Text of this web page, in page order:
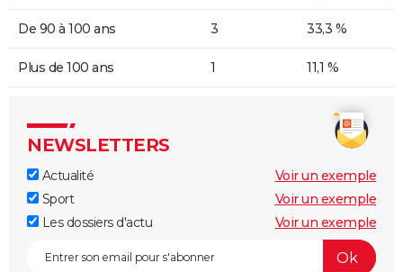
De 90 à 100 ans 3 33,3 %
Plus de 100 ans 1 11,1 %
NEWSLETTERS
Actualité
Voir un exemple
Sport
Voir un exemple
Les dossiers d'actu
Voir un exemple